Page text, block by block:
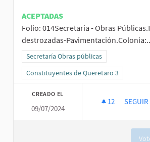
ACEPTADAS
Folio: 014Secretaria - Obras
destrozadas-
Resultados al filtrar por la categoría:
Secretaría Obras públicas
Resultados al filtrar por el ámbito:
Constituyentes de Queretaro 3
CREADO EL
09/07/2024
12 12
SEGUIR